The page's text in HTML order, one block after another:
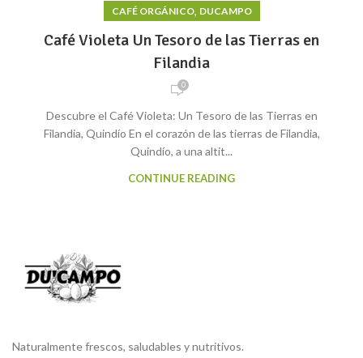
CAFÉ ORGÁNICO, DUCAMPO
Café Violeta Un Tesoro de las Tierras en
Filandia
0
Descubre el Café Violeta: Un Tesoro de las Tierras en
Filandia, Quindío En el corazón de las tierras de Filandia,
Quindío, a una altit...
CONTINUE READING
Naturalmente frescos, saludables y nutritivos.